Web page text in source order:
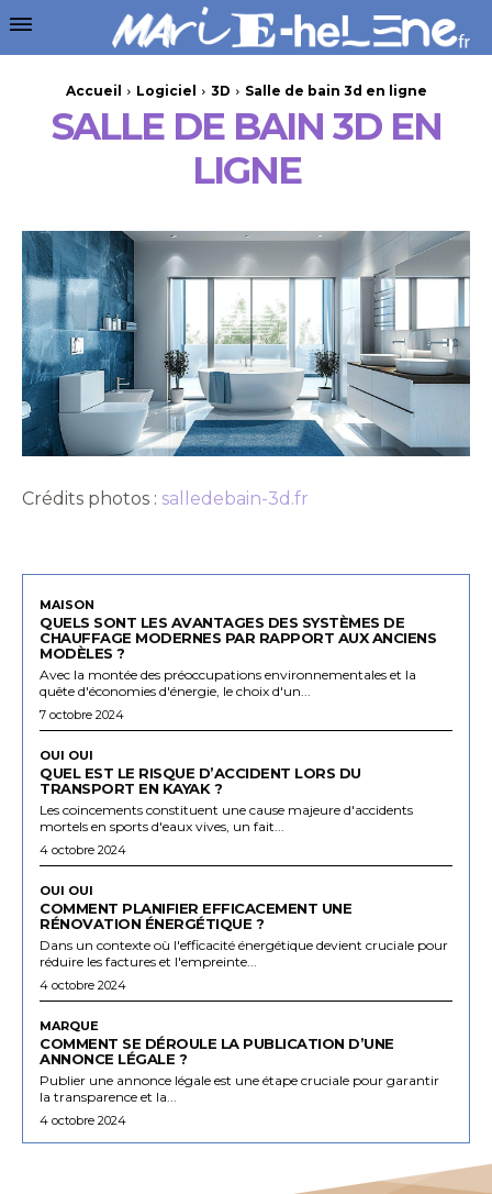
Accueil Logiciel 3D Salle de bain 3d en ligne
SALLE DE BAIN 3D EN
LIGNE
Crédits photos : salledebain-3d.fr
MAISON
QUELS SONT LES AVANTAGES DES SYSTÈMES DE
CHAUFFAGE MODERNES PAR RAPPORT AUX ANCIENS
MODÈLES ?
Avec la montée des préoccupations environnementales et la
quête d'économies d'énergie, le choix d'un...
7 octobre 2024
OUI OUI
QUEL EST LE RISQUE D’ACCIDENT LORS DU
TRANSPORT EN KAYAK ?
Les coincements constituent une cause majeure d'accidents
mortels en sports d'eaux vives, un fait...
4 octobre 2024
OUI OUI
COMMENT PLANIFIER EFFICACEMENT UNE
RÉNOVATION ÉNERGÉTIQUE ?
Dans un contexte où l'efficacité énergétique devient cruciale pour
réduire les factures et l'empreinte...
4 octobre 2024
MARQUE
COMMENT SE DÉROULE LA PUBLICATION D’UNE
ANNONCE LÉGALE ?
Publier une annonce légale est une étape cruciale pour garantir
la transparence et la...
4 octobre 2024